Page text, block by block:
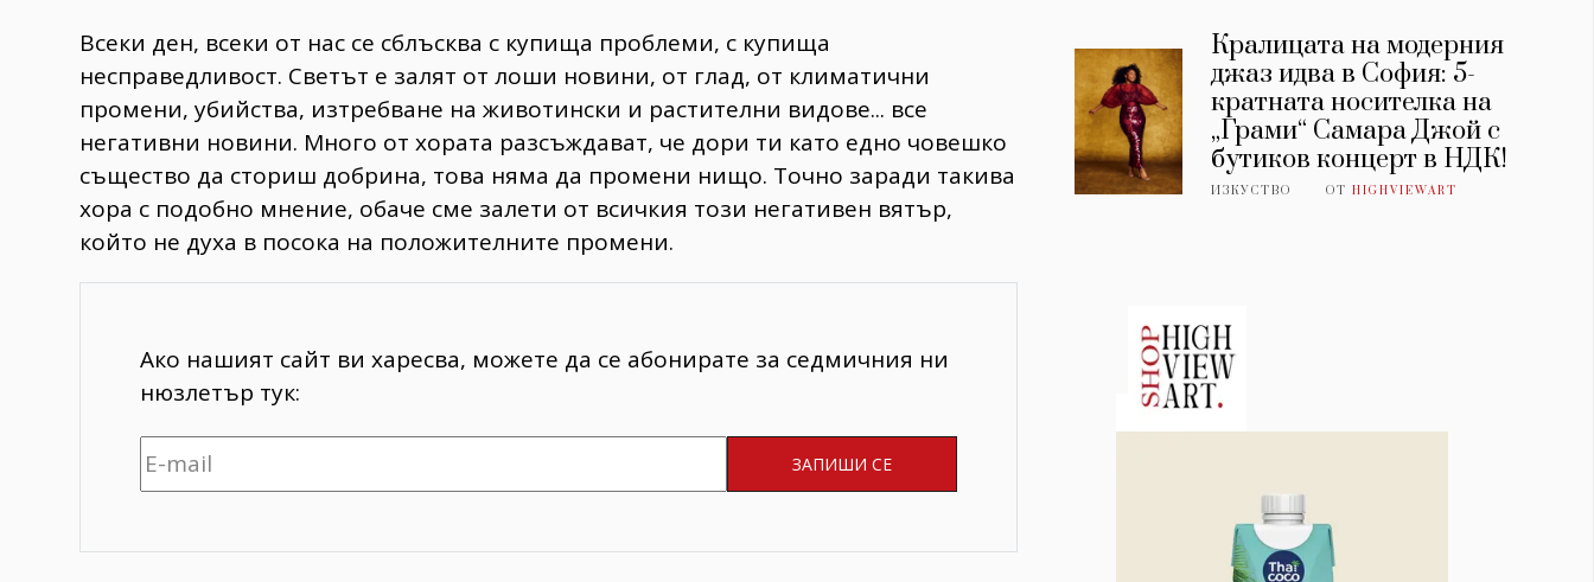
Всеки ден, всеки от нас се сблъсква с купища проблеми, с купища
несправедливост. Светът е залят от лоши новини, от глад, от климатични
промени, убийства, изтребване на животински и растителни видове... все
негативни новини. Много от хората разсъждават, че дори ти като едно човешко
същество да сториш добрина, това няма да промени нищо. Точно заради такива
хора с подобно мнение, обаче сме залети от всичкия този негативен вятър,
който не духа в посока на положителните промени.
Ако нашият сайт ви харесва, можете да се абонирате за седмичния ни
нюзлетър тук:
Кралицата на модерния
джаз идва в София: 5-
кратната носителка на
„Грами“ Самара Джой с
бутиков концерт в НДК!
ИЗКУСТВО ОТHIGHVIEWART